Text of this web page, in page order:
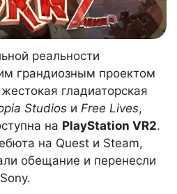
реальности
грандиозным проектом
гладиаторская
Studios и Free Lives,
на PlayStation VR2.
на Quest и Steam,
обещание и перенесли